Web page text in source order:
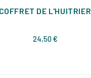
COFFRET DE L'HUITRIER
24,50 €Prix